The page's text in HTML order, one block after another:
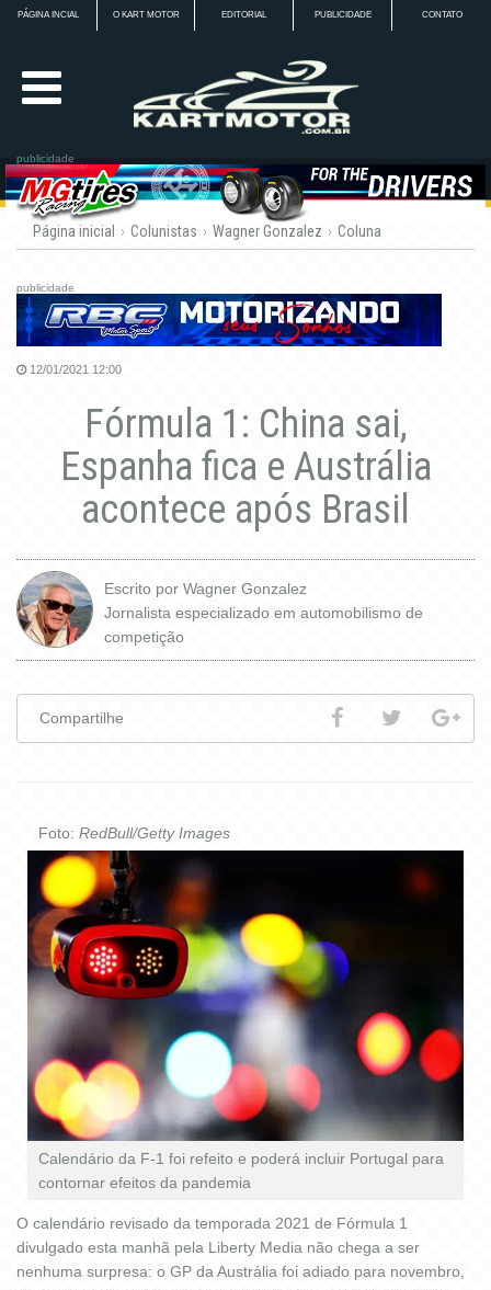
PÁGINA INCIAL O KART MOTOR EDITORIAL PUBLICIDADE CONTATO
publicidade
Página inicial Colunistas Wagner Gonzalez Coluna
publicidade
12/01/2021 12:00
Fórmula 1: China sai,
Espanha fica e Austrália
acontece após Brasil
Escrito por Wagner Gonzalez
Jornalista especializado em automobilismo de
competição
Compartilhe
Foto: RedBull/Getty Images
Calendário da F-1 foi refeito e poderá incluir Portugal para
contornar efeitos da pandemia
O calendário revisado da temporada 2021 de Fórmula 1
divulgado esta manhã pela Liberty Media não chega a ser
nenhuma surpresa: o GP da Austrália foi adiado para novembro,
COLUNISTAS
CALENDÁRIO
KARTÓDROMOS
NOTÍCIAS
GALERIAS
PILOTOS KART MOTOR
CLASSIFICADOS
REGULAMENTOS
MUNDIAL
COPA BRASIL
COPA SÃO PAULO LIGHT
COPA SÃO PAULO KGV
KARTISTAS NOS
AUTÓDROMOS